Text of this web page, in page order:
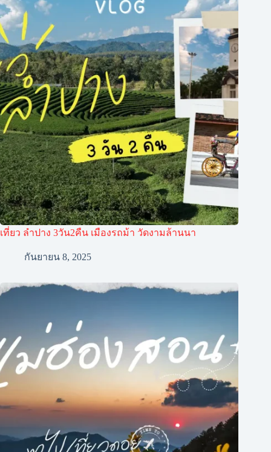
เที่ยว ลำปาง 3วัน2คืน เมืองรถม้า วัดงามล้านนา
กันยายน 8, 2025